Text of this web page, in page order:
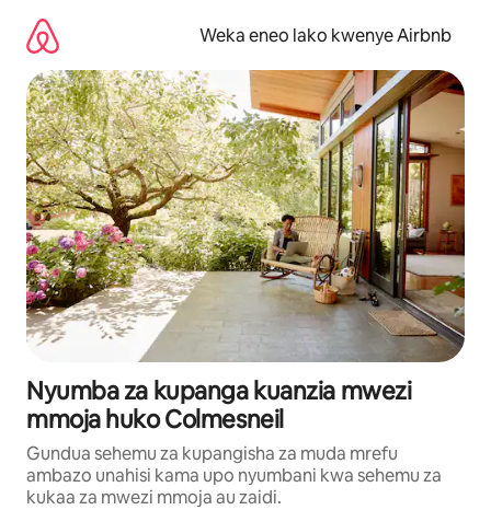
kwenda
kwenye
maudhui
Weka eneo lako kwenye Airbnb
Nyumba za kupanga kuanzia mwezi
mmoja huko Colmesneil
Gundua sehemu za kupangisha za muda mrefu
ambazo unahisi kama upo nyumbani kwa sehemu za
kukaa za mwezi mmoja au zaidi.